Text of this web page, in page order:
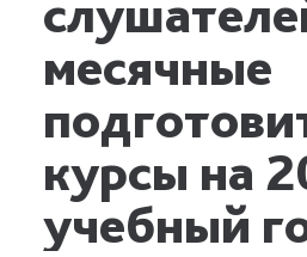
месячные
курсы на
учебный